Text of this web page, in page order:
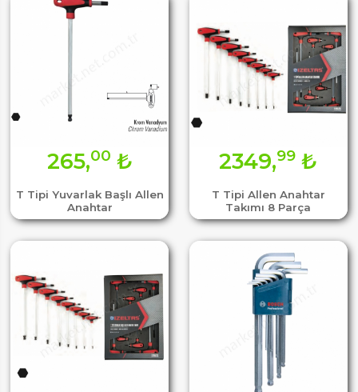
T Tipi Yuvarlak Başlı Allen
Anahtar
265,00 ₺
T Tipi Allen Anahtar
Takımı 8 Parça
2349,99 ₺